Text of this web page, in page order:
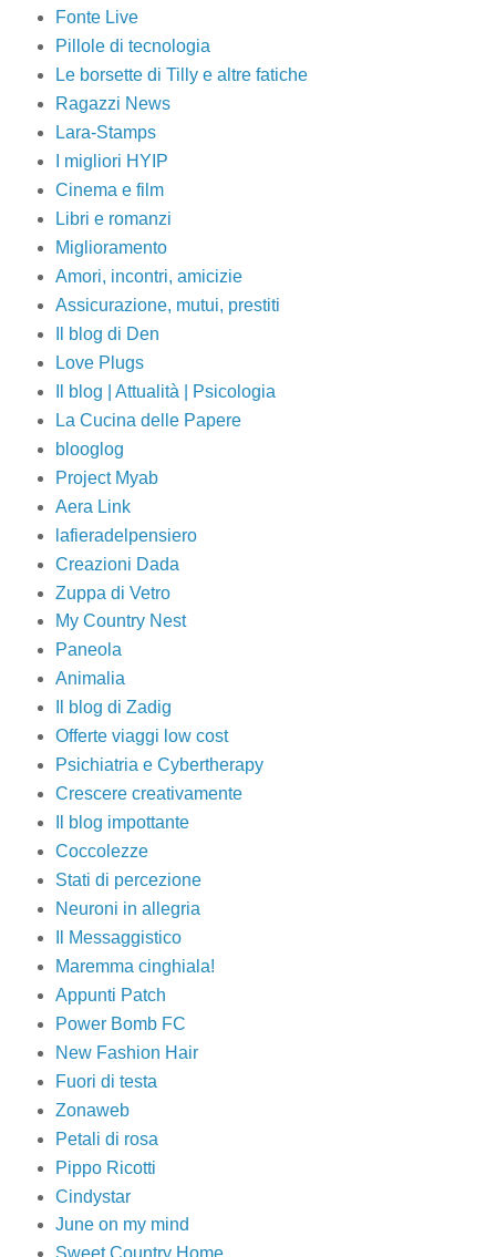
Fonte Live
Pillole di tecnologia
Le borsette di Tilly e altre fatiche
Ragazzi News
Lara-Stamps
I migliori HYIP
Cinema e film
Libri e romanzi
Miglioramento
Amori, incontri, amicizie
Assicurazione, mutui, prestiti
Il blog di Den
Love Plugs
Il blog | Attualità | Psicologia
La Cucina delle Papere
blooglog
Project Myab
Aera Link
lafieradelpensiero
Creazioni Dada
Zuppa di Vetro
My Country Nest
Paneola
Animalia
Il blog di Zadig
Offerte viaggi low cost
Psichiatria e Cybertherapy
Crescere creativamente
Il blog impottante
Coccolezze
Stati di percezione
Neuroni in allegria
Il Messaggistico
Maremma cinghiala!
Appunti Patch
Power Bomb FC
New Fashion Hair
Fuori di testa
Zonaweb
Petali di rosa
Pippo Ricotti
Cindystar
June on my mind